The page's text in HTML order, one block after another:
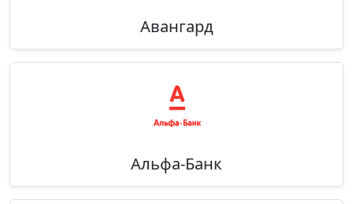
Авангард
Альфа-Банк